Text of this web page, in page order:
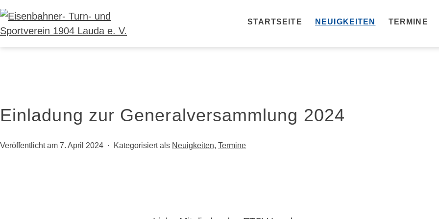
Zum
Inhalt
springen
Eisenbahner-
Lauda
V.
STARTSEITE NEUIGKEITEN TERMINE
Einladung zur Generalversammlung 2024
Veröffentlicht am 7. April 2024 Kategorisiert als Neuigkeiten, Termine